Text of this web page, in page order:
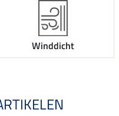
Winddicht